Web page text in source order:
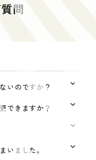
問
いのですか？
できますか？
いました。